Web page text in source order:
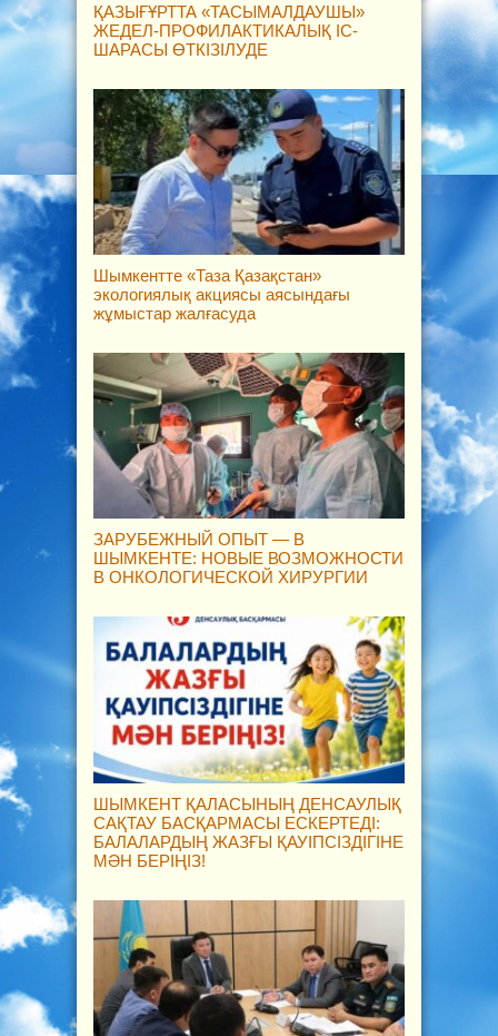
ҚАЗЫҒҰРТТА «ТАСЫМАЛДАУШЫ»
ЖЕДЕЛ-ПРОФИЛАКТИКАЛЫҚ ІС-
ШАРАСЫ ӨТКІЗІЛУДЕ
Шымкентте «Таза Қазақстан»
экологиялық акциясы аясындағы
жұмыстар жалғасуда
ЗАРУБЕЖНЫЙ ОПЫТ — В
ШЫМКЕНТЕ: НОВЫЕ ВОЗМОЖНОСТИ
В ОНКОЛОГИЧЕСКОЙ ХИРУРГИИ
ШЫМКЕНТ ҚАЛАСЫНЫҢ ДЕНСАУЛЫҚ
САҚТАУ БАСҚАРМАСЫ ЕСКЕРТЕДІ:
БАЛАЛАРДЫҢ ЖАЗҒЫ ҚАУІПСІЗДІГІНЕ
МӘН БЕРІҢІЗ!